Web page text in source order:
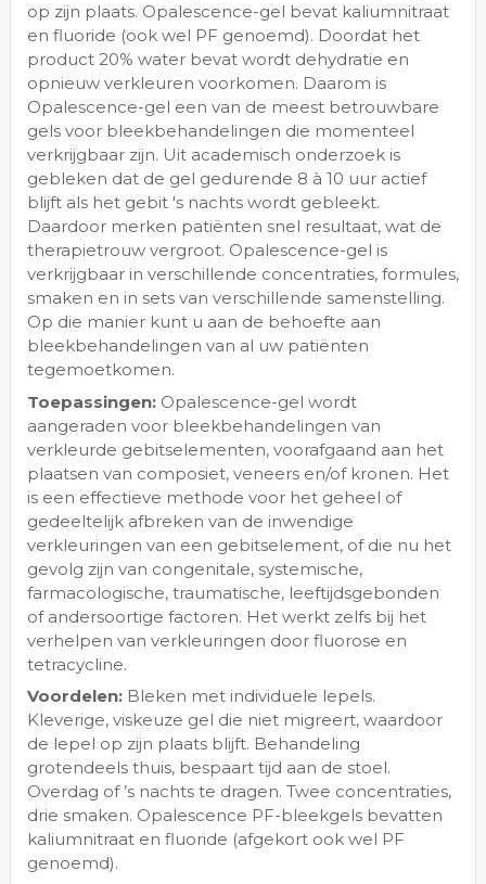
op zijn plaats. Opalescence-gel bevat kaliumnitraat
en fluoride (ook wel PF genoemd). Doordat het
product 20% water bevat wordt dehydratie en
opnieuw verkleuren voorkomen. Daarom is
Opalescence-gel een van de meest betrouwbare
gels voor bleekbehandelingen die momenteel
verkrijgbaar zijn. Uit academisch onderzoek is
gebleken dat de gel gedurende 8 à 10 uur actief
blijft als het gebit 's nachts wordt gebleekt.
Daardoor merken patiënten snel resultaat, wat de
therapietrouw vergroot. Opalescence-gel is
verkrijgbaar in verschillende concentraties, formules,
smaken en in sets van verschillende samenstelling.
Op die manier kunt u aan de behoefte aan
bleekbehandelingen van al uw patiënten
tegemoetkomen.
Toepassingen:Opalescence-gel wordt
aangeraden voor bleekbehandelingen van
verkleurde gebitselementen, voorafgaand aan het
plaatsen van composiet, veneers en/of kronen. Het
is een effectieve methode voor het geheel of
gedeeltelijk afbreken van de inwendige
verkleuringen van een gebitselement, of die nu het
gevolg zijn van congenitale, systemische,
farmacologische, traumatische, leeftijdsgebonden
of andersoortige factoren. Het werkt zelfs bij het
verhelpen van verkleuringen door fluorose en
tetracycline.
Voordelen:Bleken met individuele lepels.
Kleverige, viskeuze gel die niet migreert, waardoor
de lepel op zijn plaats blijft. Behandeling
grotendeels thuis, bespaart tijd aan de stoel.
Overdag of ’s nachts te dragen. Twee concentraties,
drie smaken. Opalescence PF-bleekgels bevatten
kaliumnitraat en fluoride (afgekort ook wel PF
genoemd).